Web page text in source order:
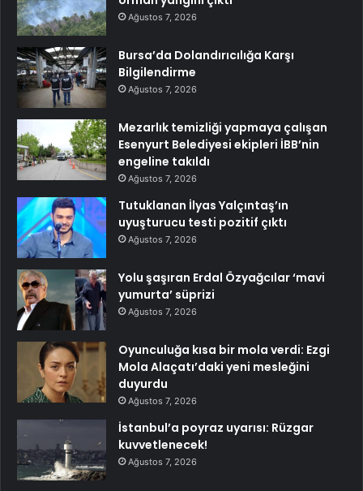
Ağustos 7, 2026
Bursa’da Dolandırıcılığa Karşı
Bilgilendirme
Ağustos 7, 2026
Mezarlık temizliği yapmaya çalışan
Esenyurt Belediyesi ekipleri İBB’nin
engeline takıldı
Ağustos 7, 2026
Tutuklanan İlyas Yalçıntaş’ın
uyuşturucu testi pozitif çıktı
Ağustos 7, 2026
Yolu şaşıran Erdal Özyağcılar ‘mavi
yumurta’ süprizi
Ağustos 7, 2026
Oyunculuğa kısa bir mola verdi: Ezgi
Mola Alaçatı’daki yeni mesleğini
duyurdu
Ağustos 7, 2026
İstanbul’a poyraz uyarısı: Rüzgar
kuvvetlenecek!
Ağustos 7, 2026